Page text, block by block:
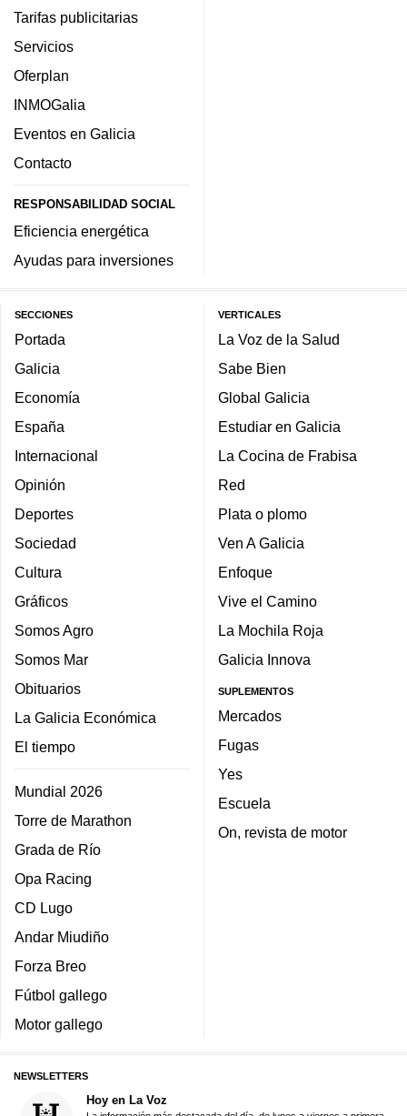
Tarifas publicitarias
Servicios
Oferplan
INMOGalia
Eventos en Galicia
Contacto
RESPONSABILIDAD SOCIAL
Eficiencia energética
Ayudas para inversiones
SECCIONES
Portada
Galicia
Economía
España
Internacional
Opinión
Deportes
Sociedad
Cultura
Gráficos
Somos Agro
Somos Mar
Obituarios
La Galicia Económica
El tiempo
Mundial 2026
Torre de Marathon
Grada de Río
Opa Racing
CD Lugo
Andar Miudiño
Forza Breo
Fútbol gallego
Motor gallego
VERTICALES
La Voz de la Salud
Sabe Bien
Global Galicia
Estudiar en Galicia
La Cocina de Frabisa
Red
Plata o plomo
Ven A Galicia
Enfoque
Vive el Camino
La Mochila Roja
Galicia Innova
SUPLEMENTOS
Mercados
Fugas
Yes
Escuela
On, revista de motor
NEWSLETTERS
Hoy en La Voz